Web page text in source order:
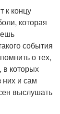
к концу
которая
события
о тех,
в которых
них и сам
выслушать